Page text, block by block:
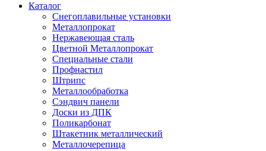
Каталог
Снегоплавильные установки
Металлопрокат
Нержавеющая сталь
Цветной Металлопрокат
Специальные стали
Профнастил
Штрипс
Металлообработка
Сэндвич панели
Доски из ДПК
Поликарбонат
Штакетник металлический
Металлочерепица